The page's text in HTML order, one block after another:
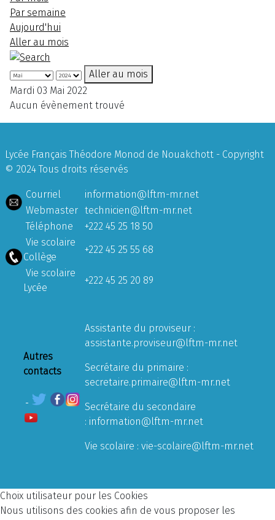
Par semaine
Aujourd'hui
Aller au mois
Aller au mois
Mardi 03 Mai 2022
Aucun évènement trouvé
Lycée Français Théodore Monod de Nouakchott - Copyright
© 2024 Tous droits réservés
Courriel
information@lftm-mr.net
Webmaster technicien@lftm-mr.net
Téléphone
+222 45 25 18 50
Vie scolaire
Collège
+222 45 25 55 68
Vie scolaire
Lycée
+222 45 25 20 89
Autres
contacts
Assistante du proviseur :
assistante.proviseur@lftm-mr.net
Secrétaire du primaire :
secretaire.primaire@lftm-mr.net
Secrétaire du secondaire
: information@lftm-mr.net
Vie scolaire : vie-scolaire@lftm-mr.net
Choix utilisateur pour les Cookies
Nous utilisons des cookies afin de vous proposer les